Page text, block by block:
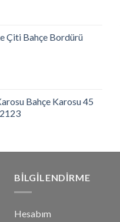
Çiti Bahçe Bordürü
Bahçe Karosu 45
BILGILENDIRME
Hesabım